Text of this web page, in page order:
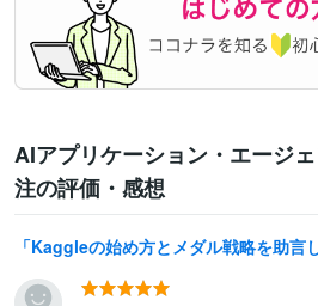
AIアプリケーション・エージ
注の評価・感想